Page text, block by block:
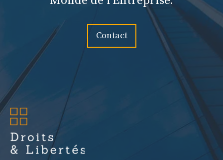
Contact